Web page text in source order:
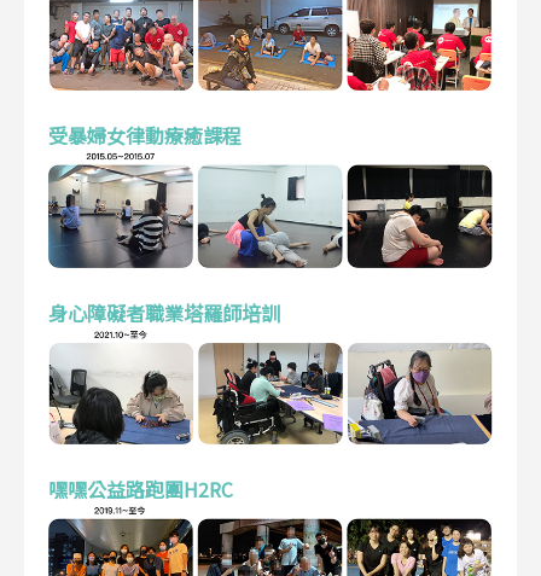
受暴婦女律動療癒課程
身心障礙者職業塔羅師培訓
嘿嘿公益路跑團H2RC